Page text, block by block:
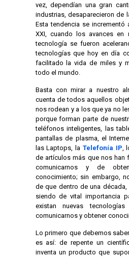
vez, dependían una gran
industrias, desaparecieron de
Esta tendencia se
XXI, cuando los avances en
tecnología se fueron
tecnologías que hoy en día
facilitado la vida de miles y
todo el mundo.
Basta con mirar a nuestro
cuenta de todos aquellos
nos rodean y a los que ya no
porque forman parte de
teléfonos inteligentes, las
pantallas de plasma, el
las Laptops, la Telefonía IP ,
de artículos más que nos han
comunicarnos y de
conocimiento; sin embargo,
de que dentro de una
siendo de vital importancia
existan nuevas
comunicarnos y obtener
Lo primero que debemos
es así: de repente un
inventa un producto que